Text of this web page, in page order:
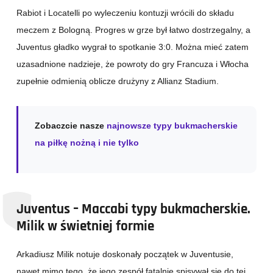
Rabiot i Locatelli po wyleczeniu kontuzji wrócili do składu
meczem z Bologną. Progres w grze był łatwo dostrzegalny, a
Juventus gładko wygrał to spotkanie 3:0. Można mieć zatem
uzasadnione nadzieje, że powroty do gry Francuza i Włocha
zupełnie odmienią oblicze drużyny z Allianz Stadium.
Zobaczcie nasze najnowsze typy bukmacherskie
na piłkę nożną i nie tylko
Juventus – Maccabi typy bukmacherskie.
Milik w świetniej formie
Arkadiusz Milik notuje doskonały początek w Juventusie,